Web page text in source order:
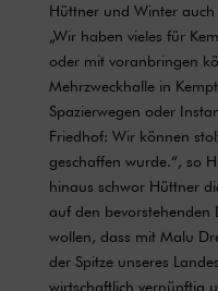
Hüttner und Winter
„Wir haben vieles für
oder mit voranbringen
Mehrzweckhalle in
Spazierwegen oder
Friedhof: Wir können
geschaffen wurde.“, so
hinaus schwor Hüttner
auf den bevorstehenden
wollen, dass mit Malu
der Spitze unseres
wirtschaftlich vernünftig